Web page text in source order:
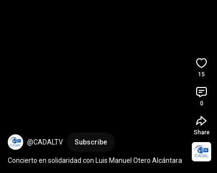
@CADALTV Subscribe
Concierto en solidaridad con Luis Manuel Otero Alcántara
15
0
Share